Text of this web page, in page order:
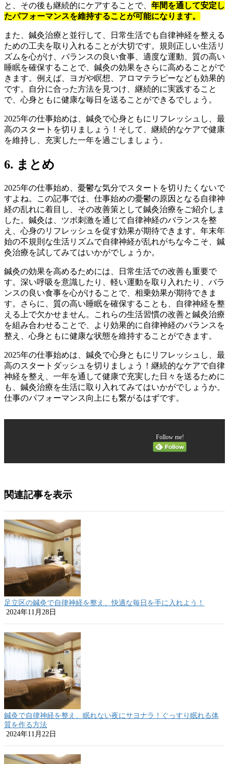
と、その後も継続的にケアすることで、 年間を通して安定し
たパフォーマンスを維持することが可能になります。
また、鍼灸治療と並行して、日常生活でも自律神経を整える
ための工夫を取り入れることが大切です。規則正しい生活リ
ズムを心がけ、バランスの良い食事、適度な運動、質の高い
睡眠を確保することで、鍼灸の効果をさらに高めることがで
きます。例えば、ヨガや瞑想、アロマテラピーなども効果的
です。自分に合った方法を見つけ、継続的に実践すること
で、心身ともに健康な毎日を送ることができるでしょう。
2025年の仕事始めは、鍼灸で心身ともにリフレッシュし、最
高のスタートを切りましょう！そして、継続的なケアで健康
を維持し、充実した一年を過ごしましょう。
6. まとめ
2025年の仕事始め、憂鬱な気分でスタートを切りたくないで
すよね。この記事では、仕事始めの憂鬱の原因となる自律神
経の乱れに着目し、その改善策として鍼灸治療をご紹介しま
した。鍼灸は、ツボ刺激を通じて自律神経のバランスを整
え、心身のリフレッシュを促す効果が期待できます。年末年
始の不規則な生活リズムで自律神経が乱れがちな今こそ、鍼
灸治療を試してみてはいかがでしょうか。
鍼灸の効果を高めるためには、日常生活での改善も重要で
す。深い呼吸を意識したり、軽い運動を取り入れたり、バラ
ンスの良い食事を心がけることで、相乗効果が期待できま
す。さらに、質の高い睡眠を確保することも、自律神経を整
える上で欠かせません。これらの生活習慣の改善と鍼灸治療
を組み合わせることで、より効果的に自律神経のバランスを
整え、心身ともに健康な状態を維持することができます。
2025年の仕事始めは、鍼灸で心身ともにリフレッシュし、最
高のスタートダッシュを切りましょう！継続的なケアで自律
神経を整え、一年を通して健康で充実した日々を送るために
も、鍼灸治療を生活に取り入れてみてはいかがでしょうか。
仕事のパフォーマンス向上にも繋がるはずです。
Follow me!
関連記事を表示
足立区の鍼灸で自律神経を整え、快適な毎日を手に入れよう！
2024年11月28日
鍼灸で自律神経を整え、眠れない夜にサヨナラ！ぐっすり眠れる体
質を作る方法
2024年11月22日